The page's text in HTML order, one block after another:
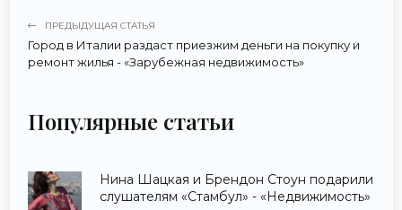
ПРЕДЫДУЩАЯ СТАТЬЯ
Город в Италии раздаст приезжим деньги на покупку и
ремонт жилья - «Зарубежная недвижимость»
Популярные статьи
Нина Шацкая и Брендон Стоун подарили
слушателям «Стамбул» - «Недвижимость»